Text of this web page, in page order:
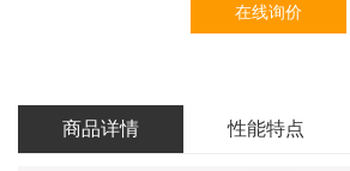
在线询价
商品详情 性能特点